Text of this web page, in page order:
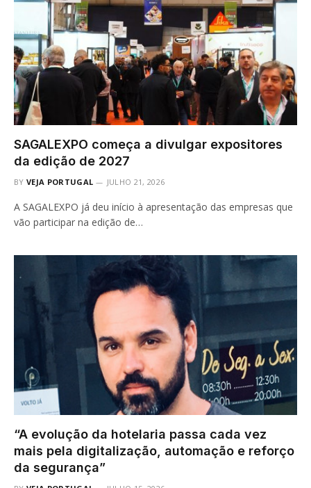
SAGALEXPO começa a divulgar expositores
da edição de 2027
BY VEJA PORTUGAL JULHO 21, 2026
A SAGALEXPO já deu início à apresentação das empresas que
vão participar na edição de…
“A evolução da hotelaria passa cada vez
mais pela digitalização, automação e reforço
da segurança”